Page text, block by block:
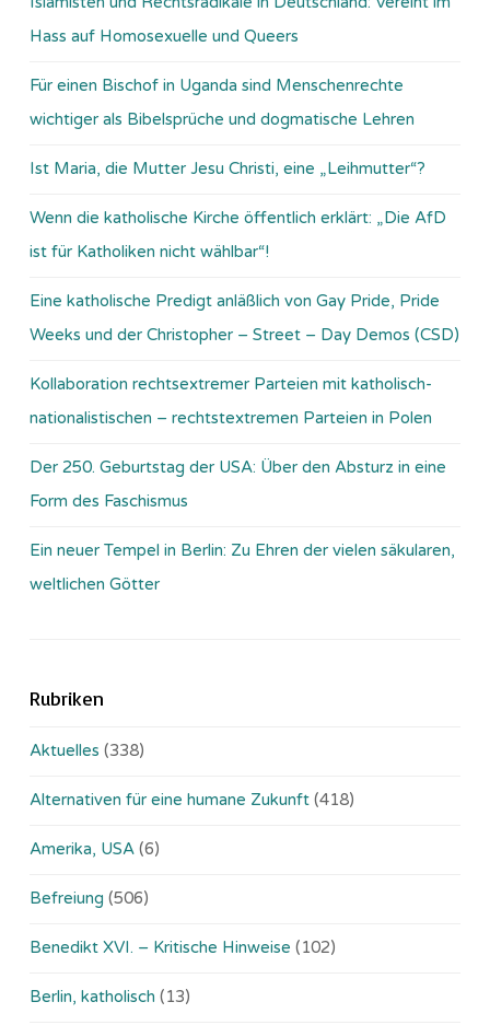
Hass auf Homosexuelle und Queers
Für einen Bischof in Uganda sind Menschenrechte
wichtiger als Bibelsprüche und dogmatische Lehren
Ist Maria, die Mutter Jesu Christi, eine „Leihmutter“?
Wenn die katholische Kirche öffentlich erklärt: „Die AfD
ist für Katholiken nicht wählbar“!
Eine katholische Predigt anläßlich von Gay Pride, Pride
Weeks und der Christopher – Street – Day Demos (CSD)
Kollaboration rechtsextremer Parteien mit katholisch-
nationalistischen – rechtstextremen Parteien in Polen
Der 250. Geburtstag der USA: Über den Absturz in eine
Form des Faschismus
Ein neuer Tempel in Berlin: Zu Ehren der vielen säkularen,
weltlichen Götter
Rubriken
Aktuelles (338)
Alternativen für eine humane Zukunft (418)
Amerika, USA (6)
Befreiung (506)
Benedikt XVI. – Kritische Hinweise (102)
Berlin, katholisch (13)